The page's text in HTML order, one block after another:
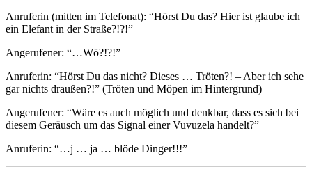
Anruferin (mitten im Telefonat): “Hörst Du das? Hier ist glaube ich
ein Elefant in der Straße?!?!”
Angerufener: “…Wö?!?!”
Anruferin: “Hörst Du das nicht? Dieses … Tröten?! – Aber ich sehe
gar nichts draußen?!” (Tröten und Möpen im Hintergrund)
Angerufener: “Wäre es auch möglich und denkbar, dass es sich bei
diesem Geräusch um das Signal einer Vuvuzela handelt?”
Anruferin: “…j … ja … blöde Dinger!!!”